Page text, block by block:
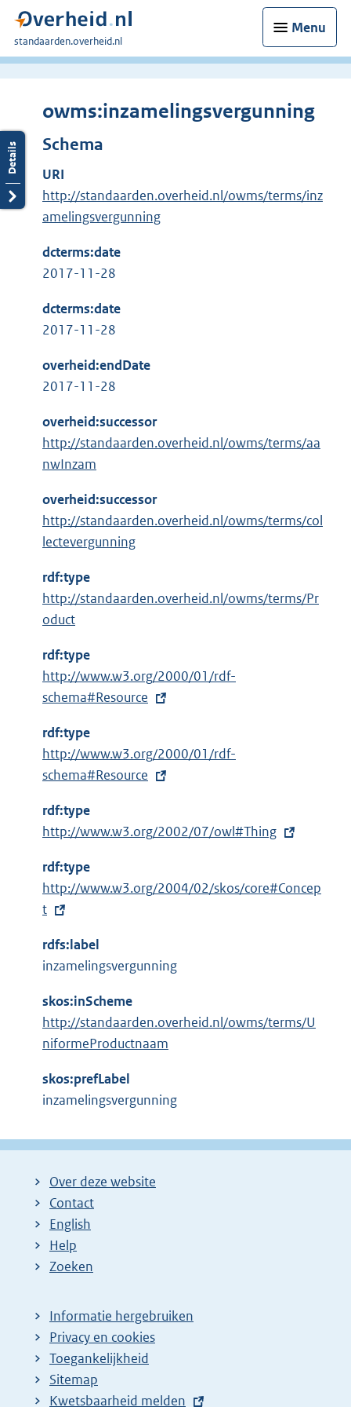
Menu
U
bent
standaarden.overheid.nl
owms:inzamelingsvergunning
Schema
URI
http://standaarden.overheid.nl/owms/terms/inz
amelingsvergunning
dcterms:date
2017-11-28
dcterms:date
2017-11-28
overheid:endDate
2017-11-28
overheid:successor
http://standaarden.overheid.nl/owms/terms/aa
nwInzam
overheid:successor
http://standaarden.overheid.nl/owms/terms/col
lectevergunning
rdf:type
http://standaarden.overheid.nl/owms/terms/Pr
oduct
rdf:type
E
x
e
r
n
l
n
k
:
http://www.w3.org/2000/01/rdf-
schema#Resource
rdf:type
E
x
e
r
e
l
n
k
http://www.w3.org/2000/01/rdf-
schema#Resource
rdf:type
E
t
e
r
e
i
n
k
http://www.w3.org/2002/07/owl#Thing
rdf:type
E
x
e
r
n
e
n
k
http://www.w3.org/2004/02/skos/core#Concep
t
rdfs:label
inzamelingsvergunning
skos:inScheme
http://standaarden.overheid.nl/owms/terms/U
niformeProductnaam
skos:prefLabel
inzamelingsvergunning
Over deze website
Contact
English
Help
Zoeken
Informatie hergebruiken
Privacy en cookies
Toegankelijkheid
Sitemap
E
Kwetsbaarheid melden